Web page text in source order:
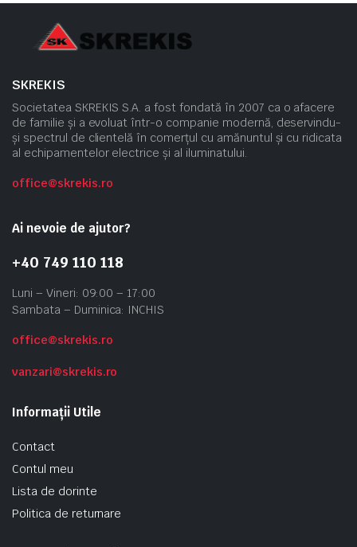
SKREKIS
Societatea SKREKIS S.A. a fost fondată în 2007 ca o afacere
de familie și a evoluat într-o companie modernă, deservindu-
și spectrul de clientelă în comerțul cu amănuntul și cu ridicata
al echipamentelor electrice și al iluminatului.
office@skrekis.ro
Ai nevoie de ajutor?
+40 749 110 118
Luni – Vineri: 09:00 – 17:00
Sambata – Duminica: INCHIS
office@skrekis.ro
vanzari@skrekis.ro
Informații Utile
Contact
Contul meu
Lista de dorinte
Politica de returnare